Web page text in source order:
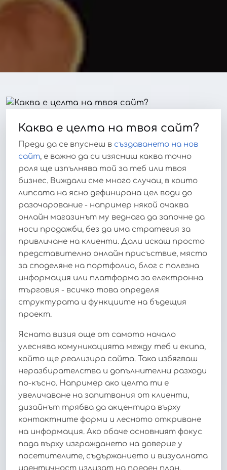
Каква е целта на твоя сайт?
Преди да се впуснеш в създаването на нов
сайт, е важно да си изясниш каква точно
роля ще изпълнява той за теб или твоя
бизнес. Виждали сме много случаи, в които
липсата на ясно дефинирана цел води до
разочарование - например някой очаква
онлайн магазинът му веднага да започне да
носи продажби, без да има стратегия за
привличане на клиенти. Дали искаш просто
представително онлайн присъствие, място
за споделяне на портфолио, блог с полезна
информация или платформа за електронна
търговия - всичко това определя
структурата и функциите на бъдещия
проект.
Ясната визия още от самото начало
улеснява комуникацията между теб и екипа,
който ще реализира сайта. Така избягваш
неразбирателства и допълнителни разходи
по-късно. Например ако целта ти е
увеличаване на запитвания от клиенти,
дизайнът трябва да акцентира върху
контактните форми и лесното откриване
на информация. Ако обаче основният фокус
пада върху изграждането на доверие у
посетителите, съдържанието и визуалната
идентичност излизат на преден план.